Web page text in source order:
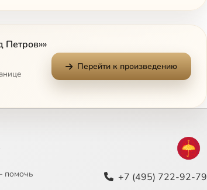
13:50
5:00
5:00
Петров»»
Перейти к произведению
помочь
+7 (495) 722-92-79